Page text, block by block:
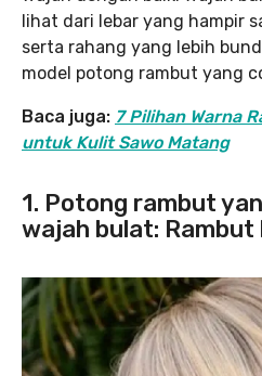
lihat dari lebar yang hampir
serta rahang yang lebih
model potong rambut yang
Baca juga: 7 Pilihan Warna
untuk Kulit Sawo Matang
1. Potong rambut
wajah bulat: Rambut